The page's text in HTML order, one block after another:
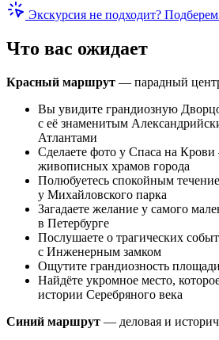
Экскурсия не подходит?
Что вас ожидает
Красный маршрут — парадный
Вы увидите грандиозную
с её знаменитым
Атлантами
Сделаете фото у Спаса на
живописных храмов города
Полюбуетесь спокойным
у Михайловского парка
Загадаете желание у самого
в Петербурге
Послушаете о трагических
с Инженерным замком
Ощутите грандиозность
Найдёте укромное место,
истории Серебряного века
Синий маршрут — деловая и